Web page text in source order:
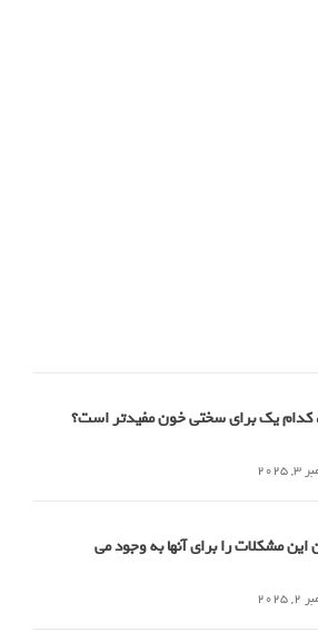
کدام‌ یک برای سختی خون مفیدتر است؟
این مشکلات را برای آنها به وجود می